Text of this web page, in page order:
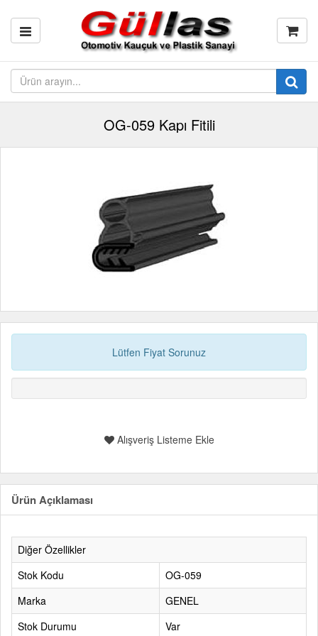
OG-059 Kapı Fitili
Lütfen Fiyat Sorunuz
Alışveriş Listeme Ekle
Ürün Açıklaması
Diğer Özellikler
Stok Kodu
OG-059
Marka
GENEL
Stok Durumu
Var